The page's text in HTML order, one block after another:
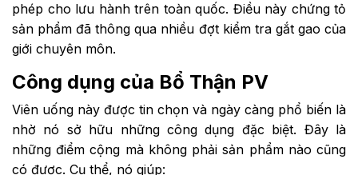
phép cho lưu hành trên toàn quốc. Điều này chứng tỏ
sản phẩm đã thông qua nhiều đợt kiểm tra gắt gao của
giới chuyên môn.
Công dụng của Bổ Thận PV
Viên uống này được tin chọn và ngày càng phổ biến là
nhờ nó sở hữu những công dụng đặc biệt. Đây là
những điểm cộng mà không phải sản phẩm nào cũng
có được. Cụ thể, nó giúp: